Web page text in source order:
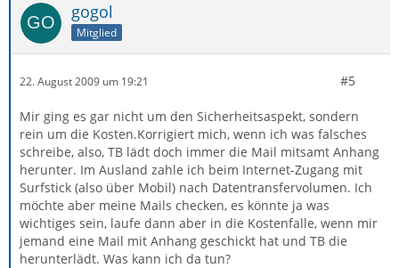
gogol
Mitglied
22. August 2009 um 19:21 #5
Mir ging es gar nicht um den Sicherheitsaspekt, sondern
rein um die Kosten.Korrigiert mich, wenn ich was falsches
schreibe, also, TB lädt doch immer die Mail mitsamt Anhang
herunter. Im Ausland zahle ich beim Internet-Zugang mit
Surfstick (also über Mobil) nach Datentransfervolumen. Ich
möchte aber meine Mails checken, es könnte ja was
wichtiges sein, laufe dann aber in die Kostenfalle, wenn mir
jemand eine Mail mit Anhang geschickt hat und TB die
herunterlädt. Was kann ich da tun?